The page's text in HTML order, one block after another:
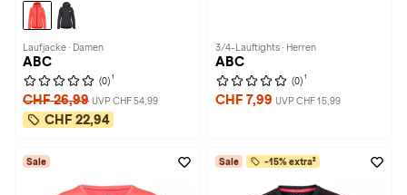
Laufjacke · Damen
ABC
(0) 1
CHF 26,99 UVP CHF 54,99
CHF 22,94
3/4-Lauftights · Herren
ABC
(0) 1
CHF 7,99 UVP CHF 15,99
Sale Sale -15% extra²